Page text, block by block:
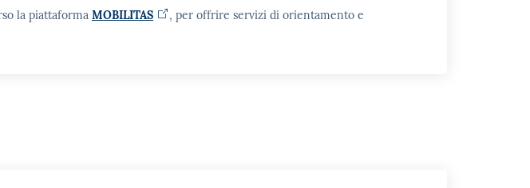
la piattaforma MOBILITAS
, per offrire servizi di orientamento e